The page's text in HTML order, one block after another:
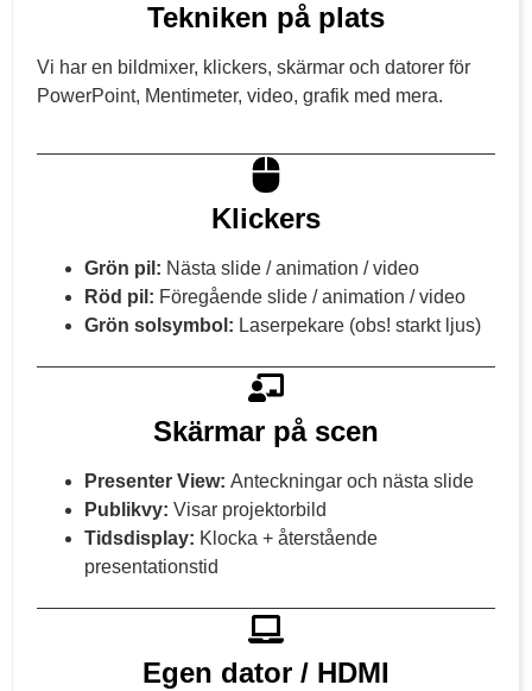
Tekniken på plats
Vi har en bildmixer, klickers, skärmar och datorer för
PowerPoint, Mentimeter, video, grafik med mera.
Klickers
Grön pil: Nästa slide / animation / video
Röd pil: Föregående slide / animation / video
Grön solsymbol: Laserpekare (obs! starkt ljus)
Skärmar på scen
Presenter View: Anteckningar och nästa slide
Publikvy: Visar projektorbild
Tidsdisplay: Klocka + återstående
presentationstid
Egen dator / HDMI